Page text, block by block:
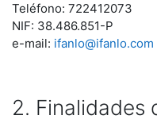
Teléfono: 722412073
NIF: 38.486.851-P
e-mail: ifanlo@ifanlo.com
2. Finalidades